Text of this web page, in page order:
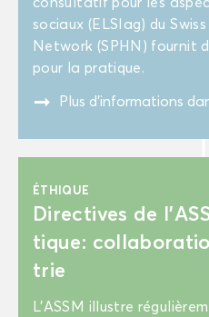
so­ciaux (EL­SIag) du
Net­work (SPHN) four­nit
pour la pra­tique.
" Plus d’in­for­ma­tions
ÉTHIQUE
Di­rec­tives de
tique:
trie
L’ASSM illustre